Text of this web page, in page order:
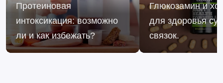
Протеиновая
интоксикация: возможно
ли и как избежать?
Глюкозамин и
для здоровья
связок.